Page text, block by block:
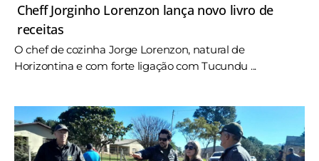
Cheff Jorginho Lorenzon lança novo livro de
receitas
O chef de cozinha Jorge Lorenzon, natural de
Horizontina e com forte ligação com Tucundu ...